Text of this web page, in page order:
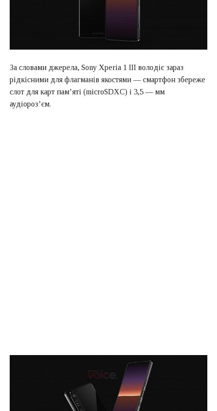
За словами джерела, Sony Xperia 1 III володіє зараз
рідкісними для флагманів якостями — смартфон збереже
слот для карт пам’яті (microSDXC) і 3,5 — мм
аудіороз’єм.